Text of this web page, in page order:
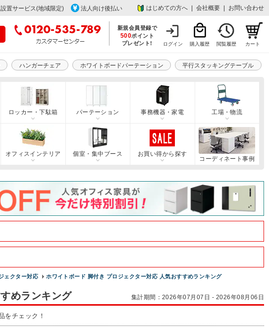
置サービス(地域限定) 法人向け後払い はじめての方へ 会社概要 お問い合わせ
新規会員登録で
500ポイント
プレゼント!
ログイン 購入履歴 閲覧履歴 カート
ハンガーチェア ホワイトボードパーテーション 平行スタッキングテーブル
ロッカー・下駄箱 パーテーション 事務機器・家電 工場・物流
オフィスインテリア 個室・集中ブース
お買い得から探す
コーディネート事例
ェクター対応 ホワイトボード 脚付き プロジェクター対応 人気おすすめランキング
めランキング 集計期間：2026年07月07日 - 2026年08月06日
をチェック！